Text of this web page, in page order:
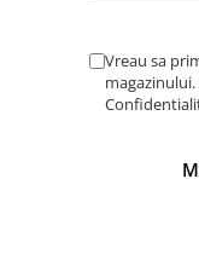
Vreau sa